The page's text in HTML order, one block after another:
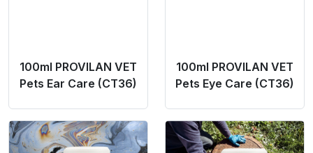
100ml PROVILAN VET
Pets Ear Care (CT36)
100ml PROVILAN VET
Pets Eye Care (CT36)
Product Link Product Link